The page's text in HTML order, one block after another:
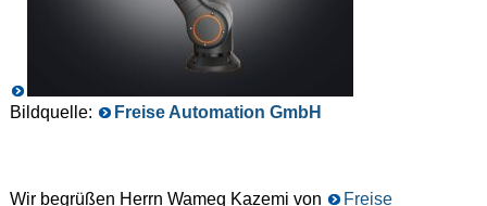
Bildquelle: Freise Automation GmbH
Wir begrüßen Herrn Wameq Kazemi von
Freise